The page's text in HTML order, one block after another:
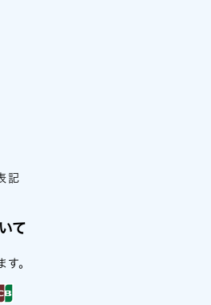
記
て
。